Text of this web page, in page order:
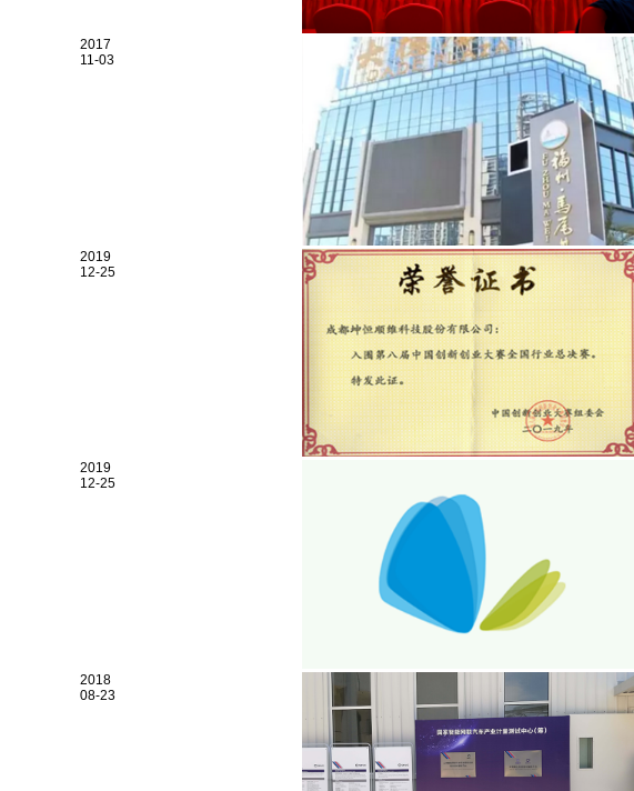
2017
11-03
2019
12-25
2019
12-25
2018
08-23